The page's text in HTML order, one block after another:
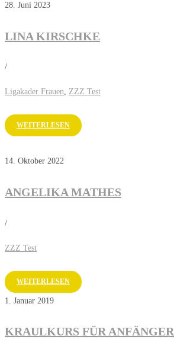
28. Juni 2023
LINA KIRSCHKE
/
Ligakader Frauen, ZZZ Test
WEITERLESEN
14. Oktober 2022
ANGELIKA MATHES
/
ZZZ Test
WEITERLESEN
1. Januar 2019
KRAULKURS FÜR ANFÄNGER